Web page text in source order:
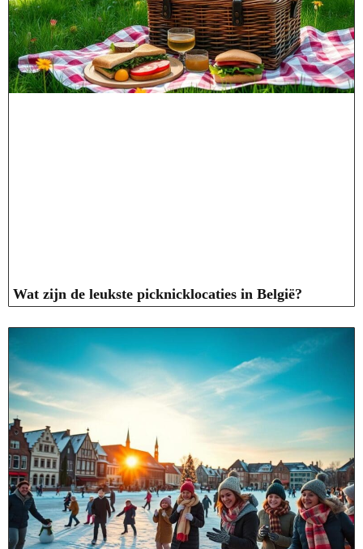
Wat zijn de leukste picknicklocaties in België?